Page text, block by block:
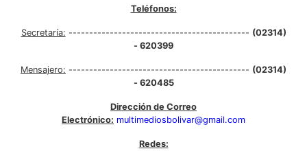
Teléfonos:
Secretaría: -------------------------------------------- (02314)
- 620399
Mensajero: -------------------------------------------- (02314)
- 620485
Dirección de Correo
Electrónico: multimediosbolivar@gmail.com
Redes: